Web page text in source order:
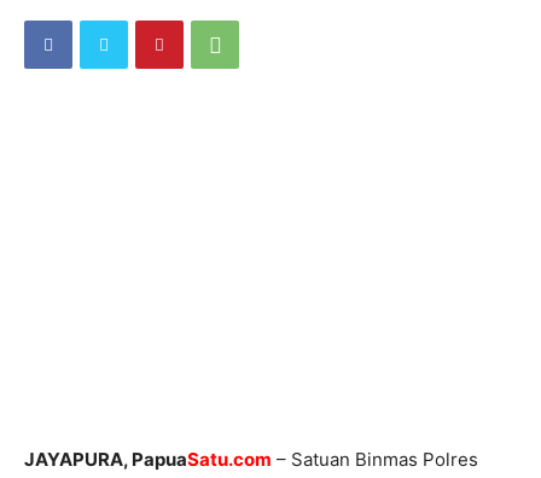
JAYAPURA, PapuaSatu.com – Satuan Binmas Polres